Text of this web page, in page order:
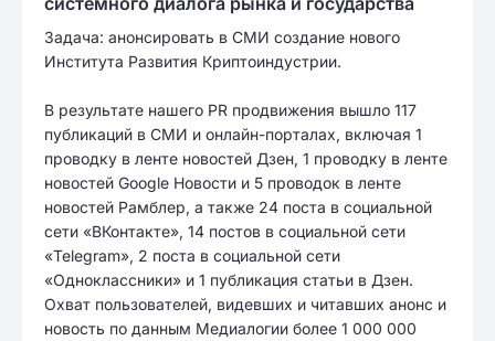
Задача: анонсировать в СМИ создание нового
Института Развития Криптоиндустрии.
В результате нашего PR продвижения вышло 117
публикаций в СМИ и онлайн-порталах, включая 1
проводку в ленте новостей Дзен, 1 проводку в ленте
новостей Google Новости и 5 проводок в ленте
новостей Рамблер, а также 24 поста в социальной
сети «ВКонтакте», 14 постов в социальной сети
«Telegram», 2 поста в социальной сети
«Одноклассники» и 1 публикация статьи в Дзен.
Охват пользователей, видевших и читавших анонс и
новость по данным Медиалогии более 1 000 000